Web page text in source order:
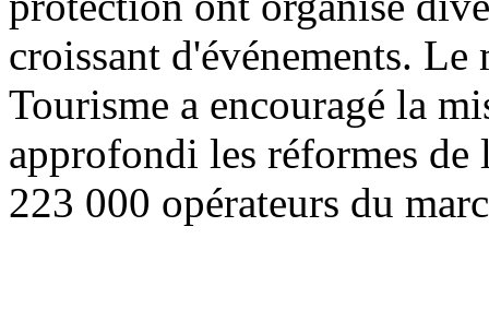
croissant d'événements.
Tourisme a encouragé la
approfondi les réformes
223 000 opérateurs du